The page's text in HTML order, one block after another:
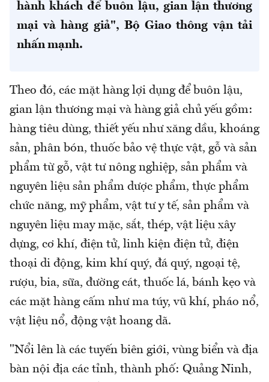
hành khách để buôn lậu, gian lận thương
mại và hàng giả", Bộ Giao thông vận tải
nhấn mạnh.
Theo đó, các mặt hàng lợi dụng để buôn lậu,
gian lận thương mại và hàng giả chủ yếu gồm:
hàng tiêu dùng, thiết yếu như xăng dầu, khoáng
sản, phân bón, thuốc bảo vệ thực vật, gỗ và sản
phẩm từ gỗ, vật tư nông nghiệp, sản phẩm và
nguyên liệu sản phẩm dược phẩm, thực phẩm
chức năng, mỹ phẩm, vật tư y tế, sản phẩm và
nguyên liệu may mặc, sắt, thép, vật liệu xây
dựng, cơ khí, điện tử, linh kiện điện tử, điện
thoại di động, kim khí quý, đá quý, ngoại tệ,
rượu, bia, sữa, đường cát, thuốc lá, bánh kẹo và
các mặt hàng cấm như ma túy, vũ khí, pháo nổ,
vật liệu nổ, động vật hoang dã.
"Nổi lên là các tuyến biên giới, vùng biển và địa
bàn nội địa các tỉnh, thành phố: Quảng Ninh,